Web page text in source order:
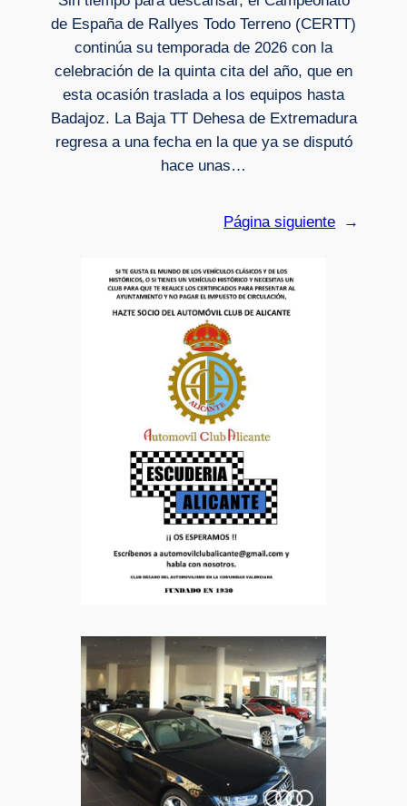
de España de Rallyes Todo Terreno (CERTT)
continúa su temporada de 2026 con la
celebración de la quinta cita del año, que en
esta ocasión traslada a los equipos hasta
Badajoz. La Baja TT Dehesa de Extremadura
regresa a una fecha en la que ya se disputó
hace unas…
Página siguiente →